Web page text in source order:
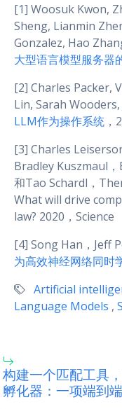
[1] Woosuk Kwon,
Sheng, Lianmin
Gonzalez, Hao
大型语言模型服务器
[2] Charles Packer,
Lin, Sarah Wooders,
LLM作为操作系统
[3] Charles
Bradley Kuszmaul
和Tao Schardl，
What will drive
law? 2020，Science
[4] Song Han，Jeff
为高效神经网络同时
Artificial
Language Models ,
构建一个匹配工具
孵化器：一项端到